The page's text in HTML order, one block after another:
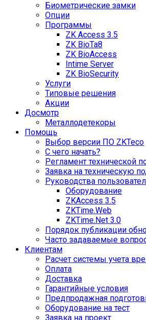
Биометрические замки
Опции
Программы
ZK Access 3.5
ZK BioTa8
ZK BioAccess
Intime Server
ZK BioSecurity
Услуги
Типовые решения
Акции
Досмотр
Металлодетекоры
Помощь
Выбор версии ПО ZKTeco
С чего начать?
Регламент технической
Заявка на техническую
Руководства
Оборудование
ZKAccess 3.5
ZKTime.Web
ZKTime.Net 3.0
Порядок публикации
Часто задаваемые
Клиентам
Расчет системы учета
Оплата
Доставка
Гарантийные условия
Предпродажная
Оборудование на тест
Заявка на проект